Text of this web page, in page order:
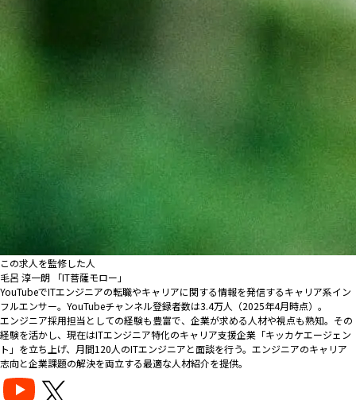
この求人を監修した人
毛呂 淳一朗 「IT菩薩モロー」
YouTubeでITエンジニアの転職やキャリアに関する情報を発信するキャリア系イン
フルエンサー。YouTubeチャンネル登録者数は3.4万人（2025年4月時点）。
エンジニア採用担当としての経験も豊富で、企業が求める人材や視点も熟知。その
経験を活かし、現在はITエンジニア特化のキャリア支援企業「キッカケエージェン
ト」を立ち上げ、月間120人のITエンジニアと面談を行う。エンジニアのキャリア
志向と企業課題の解決を両立する最適な人材紹介を提供。